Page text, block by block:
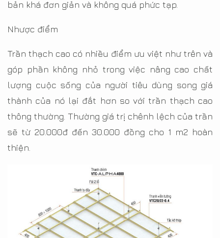
bản khá đơn giản và không quá phức tạp.
Nhược điểm
Trần thạch cao có nhiều điểm ưu việt như trên và
góp phần không nhỏ trong việc nâng cao chất
lượng cuộc sống của người tiêu dùng song giá
thành của nó lại đắt hơn so với trần thạch cao
thông thường. Thường giá trị chênh lệch của trần
sẽ từ 20.000đ đến 30.000 đồng cho 1 m2 hoàn
thiện.